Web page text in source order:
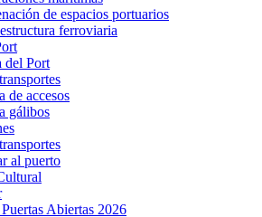
de espacios portuarios
ferroviaria
del Port
de accesos
gálibos
al puerto
Abiertas 2026